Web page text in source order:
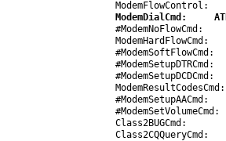
ModemDialCmd:
#ModemSetupAACmd:
Class2BUGCmd: